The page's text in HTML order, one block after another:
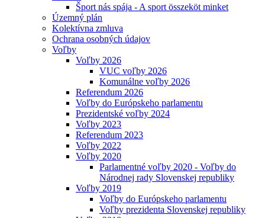
Šport nás spája - A sport összeköt minket
Územný plán
Kolektívna zmluva
Ochrana osobných údajov
Voľby
Voľby 2026
VUC voľby 2026
Komunálne voľby 2026
Referendum 2026
Voľby do Európskeho parlamentu
Prezidentské voľby 2024
Voľby 2023
Referendum 2023
Voľby 2022
Voľby 2020
Parlamentné voľby 2020 - Voľby do
Národnej rady Slovenskej republiky
Voľby 2019
Voľby do Európskeho parlamentu
Voľby prezidenta Slovenskej republiky